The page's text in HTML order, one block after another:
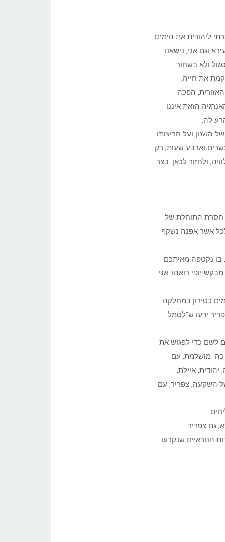
ליהודית את הימים
וגם אני, נישאנו
ולא בשחור
את חייה,
הפכה
הזאת איננו
לה.
השטן ועל חריצותו
וארבע שעות, רק
ולחזור לכאן. בצר
חסרת התוחלת של
לכל אשר אפנה נשקף
בו נקטפה מאיתכם
יופי רואהו. אני
כטירון במחלקה
ידעו ש”לסמל
לשם כדי לפגוש את
כה מושלמת, עם
איילת,
השקעה, צפריר, עם
גם צפריר.
הנוראיים שנקרעו